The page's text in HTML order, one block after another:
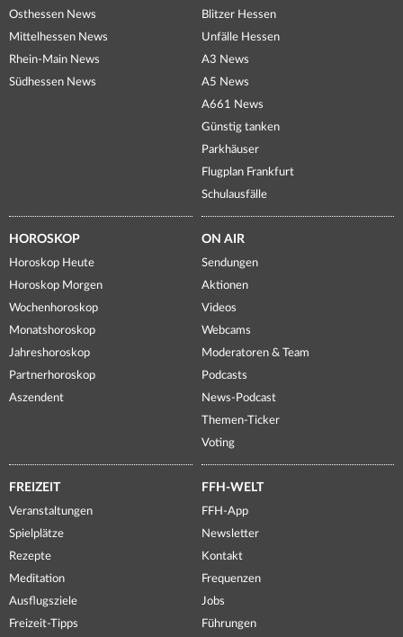
Osthessen News
Mittelhessen News
Rhein-Main News
Südhessen News
Blitzer Hessen
Unfälle Hessen
A3 News
A5 News
A661 News
Günstig tanken
Parkhäuser
Flugplan Frankfurt
Schulausfälle
HOROSKOP
Horoskop Heute
Horoskop Morgen
Wochenhoroskop
Monatshoroskop
Jahreshoroskop
Partnerhoroskop
Aszendent
ON AIR
Sendungen
Aktionen
Videos
Webcams
Moderatoren & Team
Podcasts
News-Podcast
Themen-Ticker
Voting
FREIZEIT
Veranstaltungen
Spielplätze
Rezepte
Meditation
Ausflugsziele
Freizeit-Tipps
FFH-WELT
FFH-App
Newsletter
Kontakt
Frequenzen
Jobs
Führungen